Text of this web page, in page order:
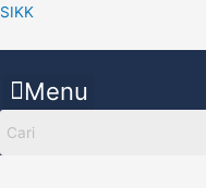
Skip
SIKK
Menu